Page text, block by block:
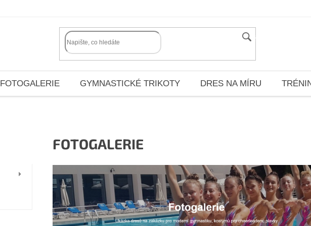
HLEDAT
FOTOGALERIE GYMNASTICKÉ TRIKOTY DRES NA MÍRU
FOTOGALERIE